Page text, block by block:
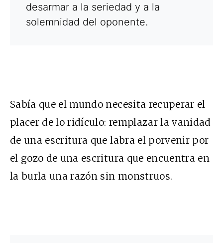
desarmar a la seriedad y a la
solemnidad del oponente.
Sabía que el mundo necesita recuperar el
placer de lo ridículo: remplazar la vanidad
de una escritura que labra el porvenir por
el gozo de una escritura que encuentra en
la burla una razón sin monstruos.